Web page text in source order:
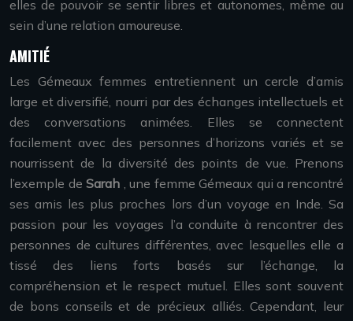
elles de pouvoir se sentir libres et autonomes, même au
sein d’une relation amoureuse.
AMITIÉ
Les Gémeaux femmes entretiennent un cercle d’amis
large et diversifié, nourri par des échanges intellectuels et
des conversations animées. Elles se connectent
facilement avec des personnes d’horizons variés et se
nourrissent de la diversité des points de vue. Prenons
l’exemple deSarah , une femme Gémeaux qui a rencontré
ses amis les plus proches lors d’un voyage en Inde. Sa
passion pour les voyages l’a conduite à rencontrer des
personnes de cultures différentes, avec lesquelles elle a
tissé des liens forts basés sur l’échange, la
compréhension et le respect mutuel. Elles sont souvent
de bons conseils et de précieux alliés. Cependant, leur